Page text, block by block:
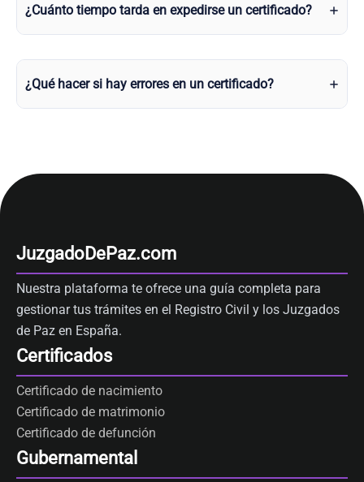
¿Cuánto tiempo tarda en expedirse un certificado?
¿Qué hacer si hay errores en un certificado?
JuzgadoDePaz.com
Nuestra plataforma te ofrece una guía completa para
gestionar tus trámites en el Registro Civil y los Juzgados
de Paz en España.
Certificados
Certificado de nacimiento
Certificado de matrimonio
Certificado de defunción
Gubernamental